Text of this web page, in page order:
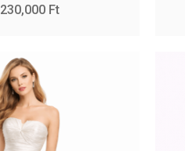
230,000 Ft